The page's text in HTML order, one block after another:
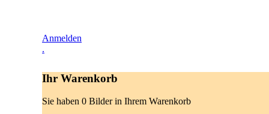
Anmelden
.
Ihr Warenkorb
Sie haben 0 Bilder in Ihrem Warenkorb